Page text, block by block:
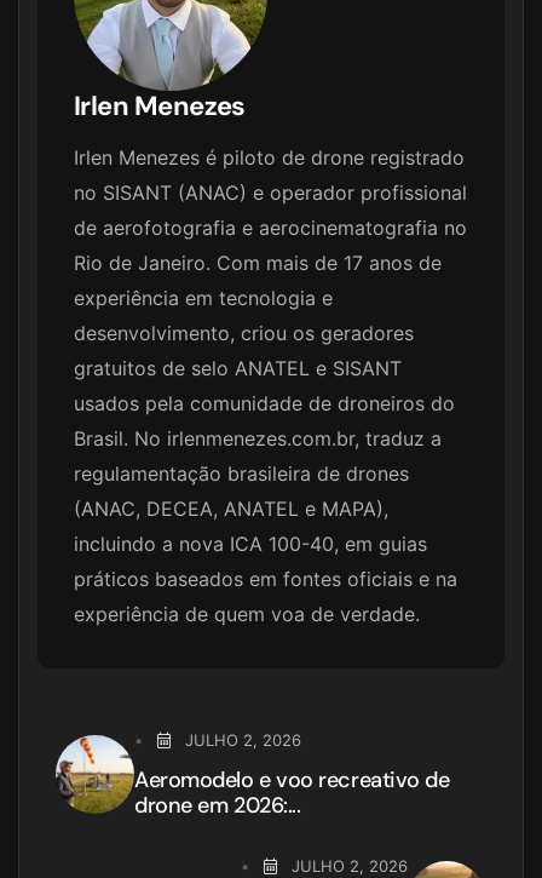
Irlen Menezes
Irlen Menezes é piloto de drone registrado
no SISANT (ANAC) e operador profissional
de aerofotografia e aerocinematografia no
Rio de Janeiro. Com mais de 17 anos de
experiência em tecnologia e
desenvolvimento, criou os geradores
gratuitos de selo ANATEL e SISANT
usados pela comunidade de droneiros do
Brasil. No irlenmenezes.com.br, traduz a
regulamentação brasileira de drones
(ANAC, DECEA, ANATEL e MAPA),
incluindo a nova ICA 100-40, em guias
práticos baseados em fontes oficiais e na
experiência de quem voa de verdade.
JULHO 2, 2026
Aeromodelo e voo recreativo de
drone em 2026:...
JULHO 2, 2026